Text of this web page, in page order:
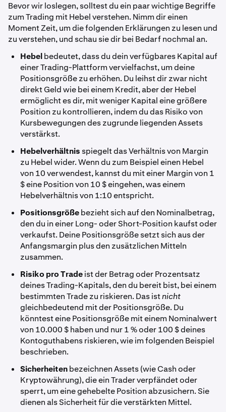
Bevor wir loslegen, solltest du ein paar wichtige Begriffe
zum Trading mit Hebel verstehen. Nimm dir einen
Moment Zeit, um die folgenden Erklärungen zu lesen und
zu verstehen, und schau sie dir bei Bedarf nochmal an.
Hebelbedeutet, dass du dein verfügbares Kapital auf
einer Trading-Plattform vervielfachst, um deine
Positionsgröße zu erhöhen. Du leihst dir zwar nicht
direkt Geld wie bei einem Kredit, aber der Hebel
ermöglicht es dir, mit weniger Kapital eine größere
Position zu kontrollieren, indem du das Risiko von
Kursbewegungen des zugrunde liegenden Assets
verstärkst.
Hebelverhältnis spiegelt das Verhältnis von Margin
zu Hebel wider. Wenn du zum Beispiel einen Hebel
von 10 verwendest, kannst du mit einer Margin von 1
$ eine Position von 10 $ eingehen, was einem
Hebelverhältnis von 1:10 entspricht.
Positionsgrößebezieht sich auf den Nominalbetrag,
den du in einer Long- oder Short-Position kaufst oder
verkaufst. Deine Positionsgröße setzt sich aus der
Anfangsmargin plus den zusätzlichen Mitteln
zusammen.
Risiko pro Tradeist der Betrag oder Prozentsatz
deines Trading-Kapitals, den du bereit bist, bei einem
bestimmten Trade zu riskieren. Das istnicht
gleichbedeutend mit der Positionsgröße. Du
könntest eine Positionsgröße mit einem Nominalwert
von 10.000 $ haben und nur 1 % oder 100 $ deines
Kontoguthabens riskieren, wie im folgenden Beispiel
beschrieben.
Sicherheitenbezeichnen Assets (wie Cash oder
Kryptowährung), die ein Trader verpfändet oder
sperrt, um eine gehebelte Position abzusichern. Sie
dienen als Sicherheit für die verstärkten Mittel.